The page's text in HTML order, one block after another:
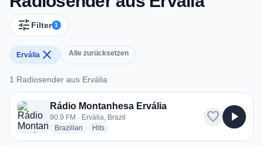
tune Filter 1
Ervália close Alle zurücksetzen
1 Radiosender aus Ervália
1 Radiosender aus Ervália
Rádio Montanhesa Ervália
90.9 FM · Ervália, Brazil
Brazilian radio stations
Hitsradio stations
favorite play_arrow